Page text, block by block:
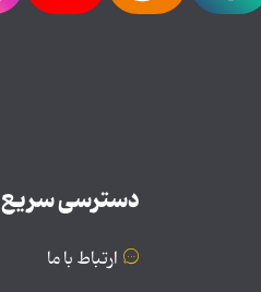
دسترسی سریع
ارتباط با ما